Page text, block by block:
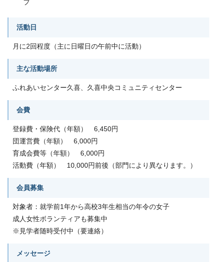
プ
活動日
月に2回程度（主に日曜日の午前中に活動）
主な活動場所
ふれあいセンター久喜、久喜中央コミュニティセンター
会費
登録費・保険代（年額） 6,450円
団運営費（年額） 6,000円
育成会費等（年額） 6,000円
活動費（年額） 10,000円前後（部門により異なります。）
会員募集
対象者：就学前1年から高校3年生相当の年令の女子
成人女性ボランティアも募集中
※見学者随時受付中（要連絡）
メッセージ